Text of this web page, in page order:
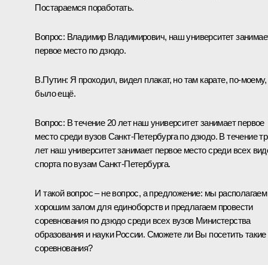
Постараемся поработать.
Вопрос: Владимир Владимирович, наш университет
первое место по дзюдо.
В.Путин: Я проходил, видел плакат, но там карате, по‑моему,
было ещё.
Вопрос: В течение 20 лет наш университет занимает первое
место среди вузов Санкт-Петербурга по дзюдо. В течение
лет наш университет занимает первое место среди всех
спорта по вузам Санкт-Петербурга.
И такой вопрос – не вопрос, а предложение: мы располагаем
хорошим залом для единоборств и предлагаем провести
соревнования по дзюдо среди всех вузов Министерства
образования и науки России. Сможете ли Вы посетить такие
соревнования?